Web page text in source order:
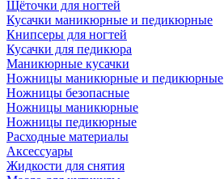
Щёточки для ногтей
Кусачки маникюрные и педикюрные
Книпсеры для ногтей
Кусачки для педикюра
Маникюрные кусачки
Ножницы маникюрные и педикюрные
Ножницы безопасные
Ножницы маникюрные
Ножницы педикюрные
Расходные материалы
Аксессуары
Жидкости для снятия